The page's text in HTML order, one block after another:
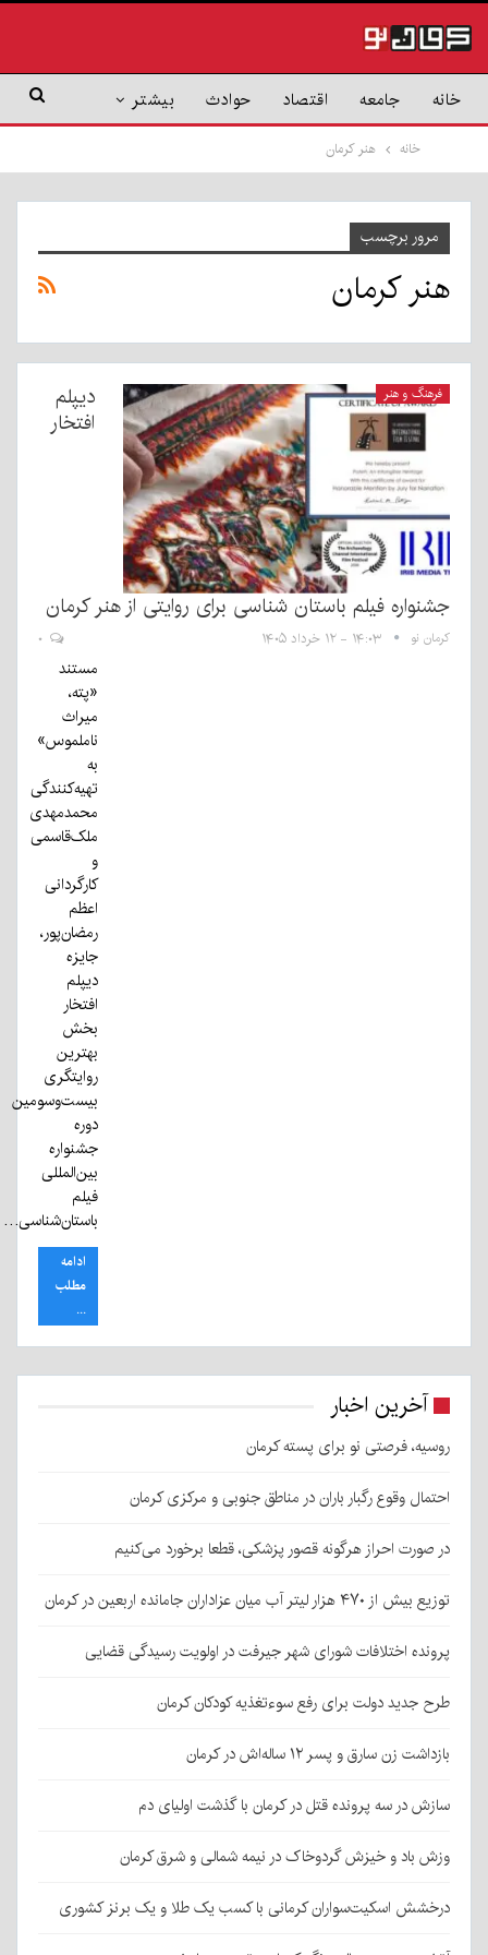
خانه جامعه اقتصاد حوادث بیشتر
خانه هنر کرمان
مرور برچسب
هنر کرمان
فرهنگ و هنر
دیپلم
افتخار
جشنواره فیلم باستان شناسی برای روایتی از هنر کرمان
کرمان نو ۱۴:۰۳ - ۱۲ خرداد ۱۴۰۵
مستند
«پته،
میراث
ناملموس»
به
تهیه‌کنندگی
محمدمهدی
ملک‌قاسمی
و
کارگردانی
اعظم
رمضان‌پور،
جایزه
دیپلم
افتخار
بخش
بهترین
روایتگری
بیست‌وسومین
دوره
جشنواره
بین‌المللی
فیلم
باستان‌شناسی…
ادامه
مطلب
...
آخرین اخبار
روسیه، فرصتی نو برای پسته کرمان
احتمال وقوع رگبار باران در مناطق جنوبی و مرکزی کرمان
در صورت احراز هرگونه قصور پزشکی، قطعا برخورد می‌کنیم
توزیع بیش از ۴۷۰ هزار لیتر آب میان عزاداران جامانده اربعین در کرمان
پرونده اختلافات شورای شهر جیرفت در اولویت رسیدگی قضایی
طرح جدید دولت برای رفع سوءتغذیه کودکان کرمان
بازداشت زن سارق و پسر ۱۲ ساله‌اش در کرمان
سازش در سه پرونده قتل در کرمان با گذشت اولیای دم
وزش باد و خیزش گردوخاک در نیمه شمالی و شرق کرمان
درخشش اسکیت‌سواران کرمانی با کسب یک طلا و یک برنز کشوری